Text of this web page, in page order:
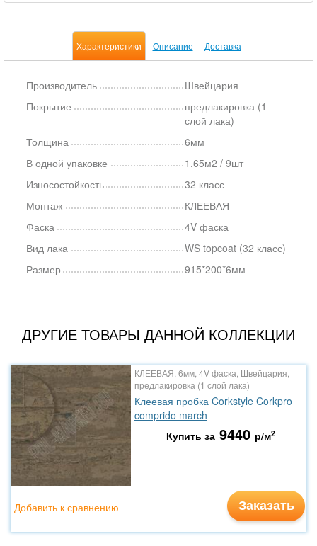
Характеристики Описание Доставка
Производитель
Швейцария
Покрытие
предлакировка (1
слой лака)
Толщина
6мм
В одной упаковке
1.65м2 / 9шт
Износостойкость
32 класс
Монтаж
КЛЕЕВАЯ
Фаска
4V фаска
Вид лака
WS topcoat (32 класс)
Размер
915*200*6мм
ДРУГИЕ ТОВАРЫ ДАННОЙ КОЛЛЕКЦИИ
КЛЕЕВАЯ, 6мм, 4V фаска, Швейцария,
предлакировка (1 слой лака)
Клеевая пробка Corkstyle Corkpro
comprido march
Купить за 9440 р/м2
Заказать
Добавить к сравнению